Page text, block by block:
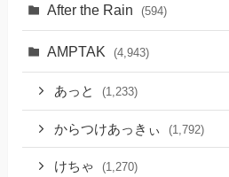
After the Rain (594)
AMPTAK (4,943)
あっと (1,233)
からつけあっきぃ (1,792)
けちゃ (1,270)